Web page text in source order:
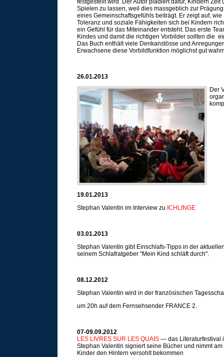
festgestellt wird. Der Autor plädiert dafür, Kindern Zeit
Spielen zu lassen, weil dies massgeblich zur
eines Gemeinschaftsgefühls beiträgt. Er zeigt auf,
Toleranz und soziale Fähigkeiten sich bei Kindern
ein Gefühl für das Miteinander entsteht. Das erste
Kindes und damit die richtigen Vorbilder sollten die
Das Buch enthält viele Denkanstösse und
Erwachsene diese Vorbildfunktion möglichst gut
26.01.2013
Der
19.01.2013
Stephan Valentin im Interview zu ICHLINGE
03.01.2013
Stephan Valentin gibt Einschlafs-Tipps in der
seinem Schlafratgeber "Mein Kind schläft durch".
08.12.2012
Stephan Valentin wird in der französischen
um 20h auf dem Fernsehsender FRANCE 2.
07-09.09.2012
LES LIVRES SUR LES QUAIS — das Literaturfestival
Stephan Valentin signiert seine Bücher und nimmt
Kinder den Hintern versohlt bekommen